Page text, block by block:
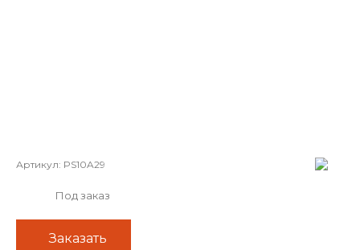
Артикул: PS10A29
Под заказ
Заказать